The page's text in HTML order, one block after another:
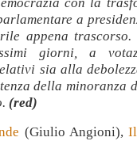
con la
a
appena trascorso.
giorni, a
sia alla
della minoranza
(red)
(Giulio Angioni),